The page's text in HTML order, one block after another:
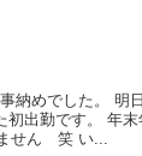
納めでした。 明
初出勤です。 年
せん 笑 い...